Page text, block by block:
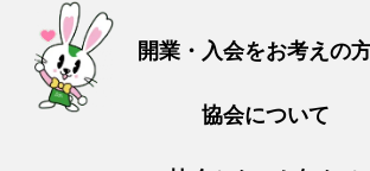
開業・入会をお考えの
協会について